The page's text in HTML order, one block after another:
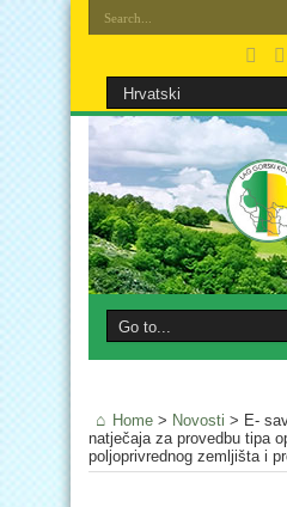
Home > Novosti > E-
natječaja za provedbu tipa
poljoprivrednog zemljišta i